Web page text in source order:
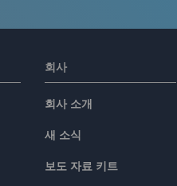
회사
회사 소개
새 소식
보도 자료 키트